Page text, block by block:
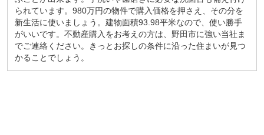
られています。980万円の物件で購入価格を押さえ、その分を
新生活に使いましょう。建物面積93.98平米なので、使い勝手
がいいです。不動産購入をお考えの方は、野田市に強い当社ま
でご連絡ください。きっとお探しの条件に沿った住まいが見つ
かることでしょう。